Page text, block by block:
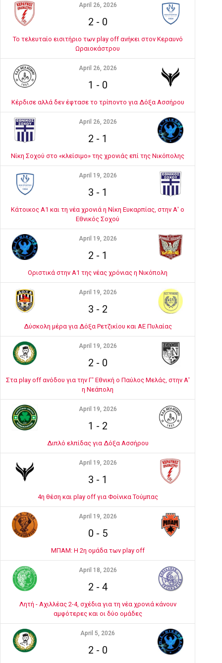
April 26, 2026
2 - 0
Το τελευταίο εισιτήριο των play off ανήκει στον Κεραυνό
Ωραιοκάστρου
April 26, 2026
1 - 0
Κέρδισε αλλά δεν έφτασε το τρίποντο για Δόξα Ασσήρου
April 26, 2026
2 - 1
Νίκη Σοχού στο «κλείσιμο» της χρονιάς επί της Νικόπολης
April 19, 2026
3 - 1
Κάτοικος Α1 και τη νέα χρονιά η Νίκη Ευκαρπίας, στην Α' ο
Εθνικός Σοχού
April 19, 2026
2 - 1
Οριστικά στην Α1 της νέας χρόνιας η Νικόπολη
April 19, 2026
3 - 2
Δύσκολη μέρα για Δόξα Ρετζικίου και ΑΕ Πυλαίας
April 19, 2026
2 - 0
Στα play off ανόδου για την Γ' Εθνική ο Παύλος Μελάς, στην Α'
η Νεάπολη
April 19, 2026
1 - 2
Διπλό ελπίδας για Δόξα Ασσήρου
April 19, 2026
3 - 1
4η θέση και play off για Φοίνικα Τούμπας
April 19, 2026
0 - 5
ΜΠΑΜ: Η 2η ομάδα των play off
April 18, 2026
2 - 4
Λητή - Αχιλλέας 2-4, σχέδια για τη νέα χρονιά κάνουν
αμφότερες και οι δύο ομάδες
April 5, 2026
2 - 0